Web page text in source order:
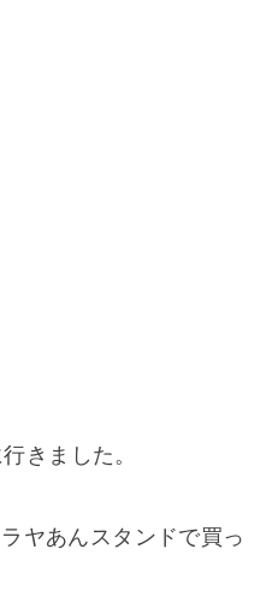
きました。
ヤあんスタンドで買っ